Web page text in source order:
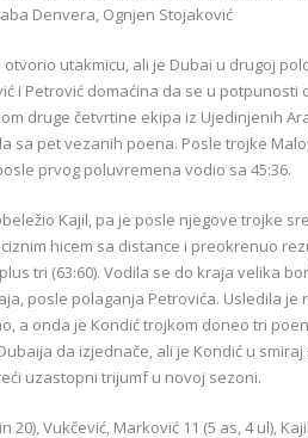
Denvera, Ognjen Stojaković
otvorio utakmicu, ali je Dubai u drugoj
i Petrović domaćina da se u potpunosti
druge četvrtine ekipa iz Ujedinjenih
sa pet vezanih poena. Posle trojke
prvog poluvremena vodio sa 45:36.
Kajil, pa je posle njegove trojke
hicem sa distance i preokrenuo
tri (63:60). Vodila se do kraja velika
posle polaganja Petrovića. Usledila je
a onda je Kondić trojkom doneo tri
da izjednače, ali je Kondić u
uzastopni trijumf u novoj sezoni.
20), Vukčević, Marković 11 (5 as, 4 ul),